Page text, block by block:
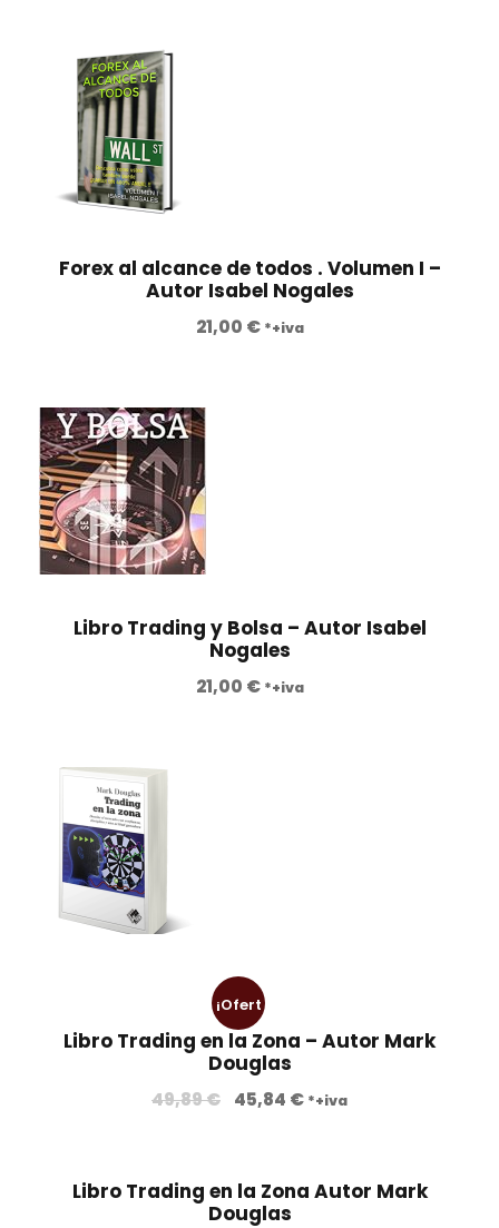
Forex al alcance de todos . Volumen I –
Autor Isabel Nogales
21,00 € *+iva
Libro Trading y Bolsa – Autor Isabel
Nogales
21,00 € *+iva
¡Ofert
a!
Libro Trading en la Zona – Autor Mark
Douglas
49,89€ 45,84 € *+iva
Libro Trading en la Zona Autor Mark
Douglas